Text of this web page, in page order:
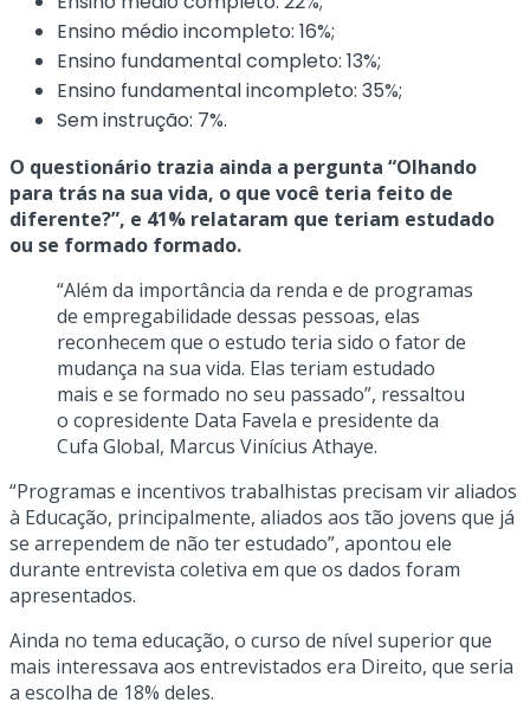
Ensino médio incompleto: 16%;
Ensino fundamental completo: 13%;
Ensino fundamental incompleto: 35%;
Sem instrução: 7%.
O questionário trazia ainda a pergunta “Olhando
para trás na sua vida, o que você teria feito de
diferente?”, e 41% relataram que teriam estudado
ou se formado formado.
“Além da importância da renda e de programas
de empregabilidade dessas pessoas, elas
reconhecem que o estudo teria sido o fator de
mudança na sua vida. Elas teriam estudado
mais e se formado no seu passado”, ressaltou
o copresidente Data Favela e presidente da
Cufa Global, Marcus Vinícius Athaye.
“Programas e incentivos trabalhistas precisam vir aliados
à Educação, principalmente, aliados aos tão jovens que já
se arrependem de não ter estudado”, apontou ele
durante entrevista coletiva em que os dados foram
apresentados.
Ainda no tema educação, o curso de nível superior que
mais interessava aos entrevistados era Direito, que seria
a escolha de 18% deles.